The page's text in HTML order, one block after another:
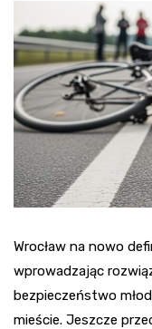
Wrocław na nowo
wprowadzając
bezpieczeństwo
mieście. Jeszcze